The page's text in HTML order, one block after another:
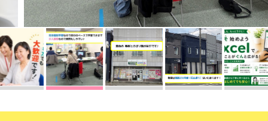
0120-868-003
受付時間／9:00〜18:00 土日祝休み